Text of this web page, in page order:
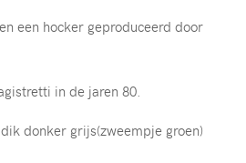
een hocker geproduceerd door
in de jaren 80.
donker grijs(zweempje groen)